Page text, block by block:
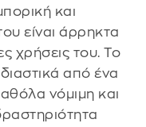
και
είναι άρρηκτα
χρήσεις του. Το
από ένα
νόμιμη και